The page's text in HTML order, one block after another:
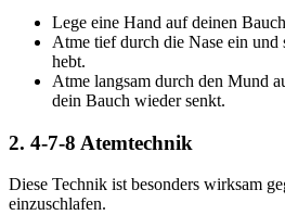
Lege eine Hand auf deinen
Atme tief durch die Nase ein und
hebt.
Atme langsam durch den Mund
dein Bauch wieder senkt.
2. 4-7-8 Atemtechnik
Diese Technik ist besonders wirksam
einzuschlafen.